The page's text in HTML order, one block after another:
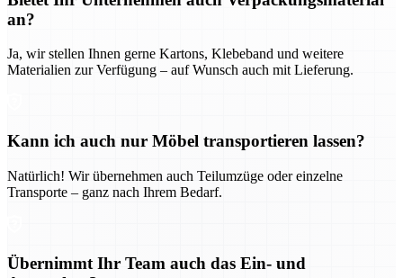
an?
Ja, wir stellen Ihnen gerne Kartons, Klebeband und weitere
Materialien zur Verfügung – auf Wunsch auch mit Lieferung.
Kann ich auch nur Möbel transportieren lassen?
Natürlich! Wir übernehmen auch Teilumzüge oder einzelne
Transporte – ganz nach Ihrem Bedarf.
Übernimmt Ihr Team auch das Ein- und